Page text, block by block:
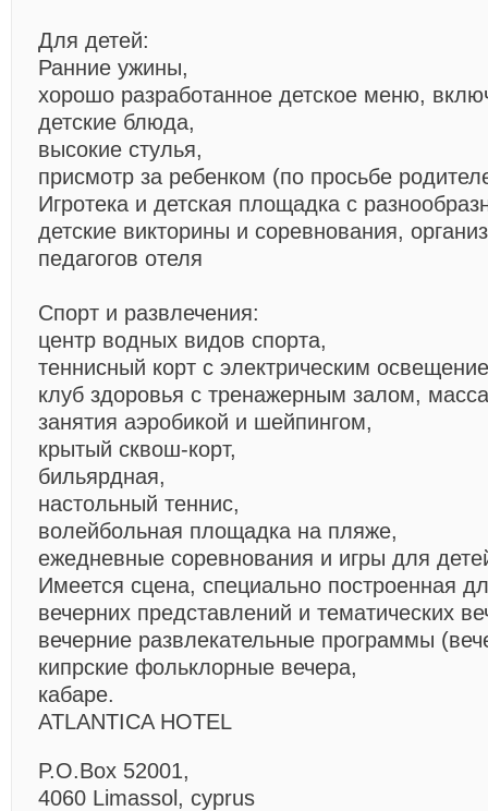
Для детей:
Ранние ужины,
хорошо разработанное детское меню,
детские блюда,
высокие стулья,
присмотр за ребенком (по просьбе
Игротека и детская площадка с
детские викторины и соревнования,
педагогов отеля
Спорт и развлечения:
центр водных видов спорта,
теннисный корт с электрическим
клуб здоровья с тренажерным залом,
занятия аэробикой и шейпингом,
крытый сквош-корт,
бильярдная,
настольный теннис,
волейбольная площадка на пляже,
ежедневные соревнования и игры для
Имеется сцена, специально построенная
вечерних представлений и тематических
вечерние развлекательные программы
кипрские фольклорные вечера,
кабаре.
ATLANTICA HOTEL
P.O.Box 52001,
4060 Limassol, cyprus